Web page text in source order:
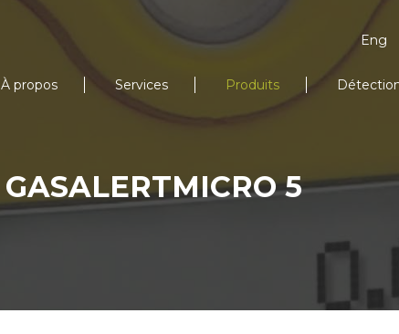
Eng
À propos Services Produits
GASALERTMICRO 5